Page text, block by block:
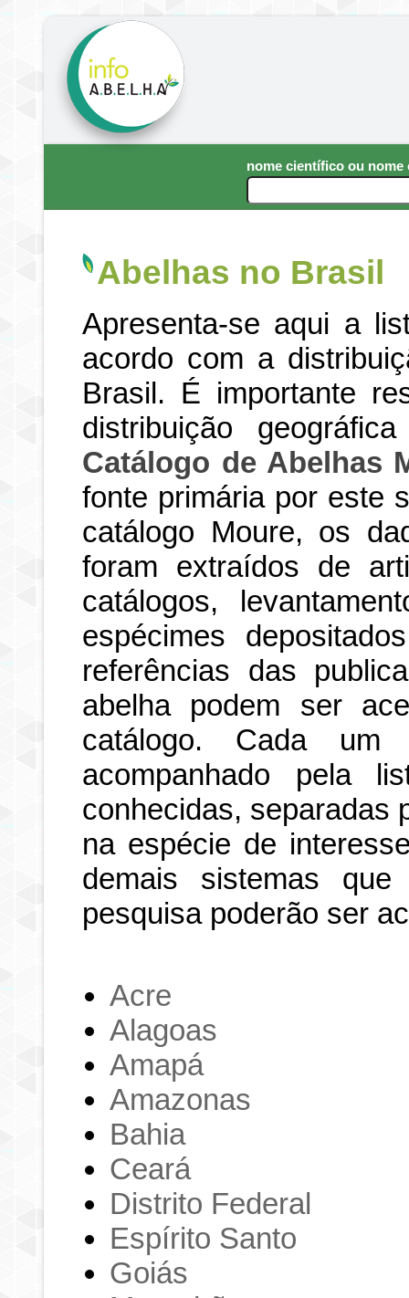
nome científico ou nome
Abelhas no Brasil
Apresenta-se aqui a
acordo com a
Brasil. É importante
distribuição
Catálogo de Abelhas
fonte primária por este
catálogo Moure, os
foram extraídos de
catálogos,
espécimes
referências das
abelha podem ser
catálogo. Cada
acompanhado pela
conhecidas, separadas
na espécie de
demais sistemas
pesquisa poderão ser
Acre
Alagoas
Amapá
Amazonas
Bahia
Ceará
Distrito Federal
Espírito Santo
Goiás